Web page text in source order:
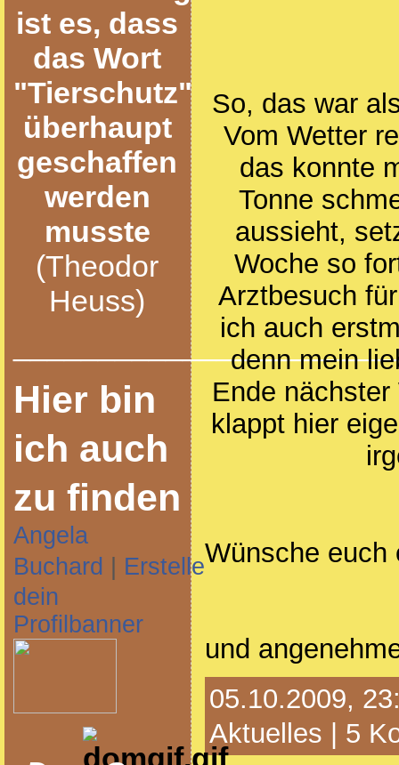
ist es, dass
das Wort
"Tierschutz"
überhaupt
geschaffen
werden
musste
(Theodor
Heuss)
Hier bin
ich auch
zu finden
Angela
Buchard
Erstelle
dein
Profilbanner
So, das war
Vom Wetter
das konnte
Tonne
aussieht,
Woche so
Arztbesuch
ich auch
denn mein
Ende
klappt hier
Wünsche euch
und
05.10.2009,
Aktuelles
5